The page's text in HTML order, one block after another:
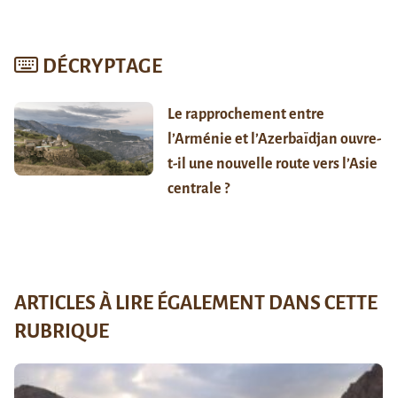
DÉCRYPTAGE
Le rapprochement entre
l’Arménie et l’Azerbaïdjan ouvre-
t-il une nouvelle route vers l’Asie
centrale ?
ARTICLES À LIRE ÉGALEMENT DANS CETTE
RUBRIQUE